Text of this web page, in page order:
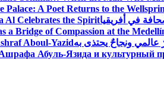
A Poet Returns to the
في أفريقياAl Celebrates the Spirit
a Bridge of Compassion at the
Aboul-Yazid
Абуль-Язида и культурный